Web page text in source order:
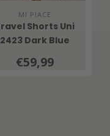
MI PIACE
Shorts Uni
2423 Dark Blue
€59,99